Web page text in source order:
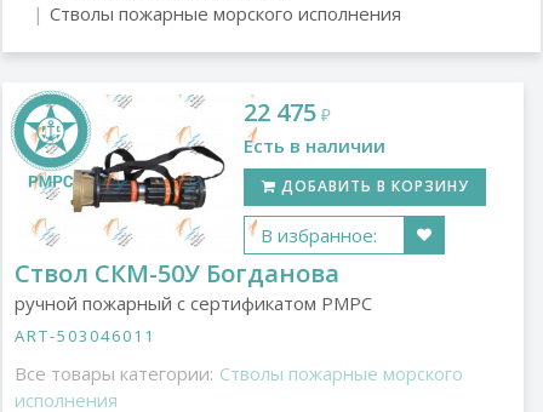
Стволы пожарные морского исполнения
22 475 ₽
Есть в наличии
ДОБАВИТЬ В КОРЗИНУ
В избранное:
Ствол СКМ-50У Богданова
ручной пожарный с сертификатом РМРС
ART-503046011
Все товары категории: Стволы пожарные морского
исполнения